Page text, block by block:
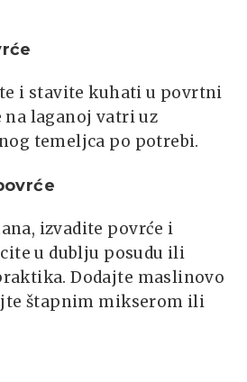
i stavite kuhati u povrtni
na laganoj vatri uz
temeljca po potrebi.
izvadite povrće i
u dublju posudu ili
Dodajte maslinovo
štapnim mikserom ili